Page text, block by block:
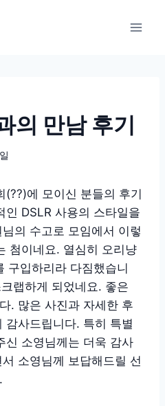
의 만남 후기
(??)에 모이신 분들의 후기
인 DSLR 사용의 스타일을
의 수고로 모임에서 이렇
첨이네요. 열심히 오리냥
구입하리라 다짐했습니
랩하게 되었네요. 좋은
. 많은 사진과 자세한 후
감사드립니다. 특히 특별
신 소영님께는 더욱 감사
소영님께 보답해드릴 선